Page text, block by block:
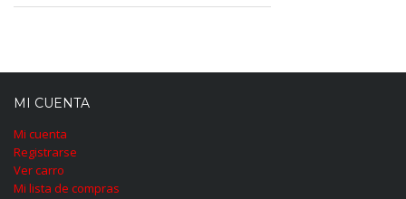
MI CUENTA
Mi cuenta
Registrarse
Ver carro
Mi lista de compras